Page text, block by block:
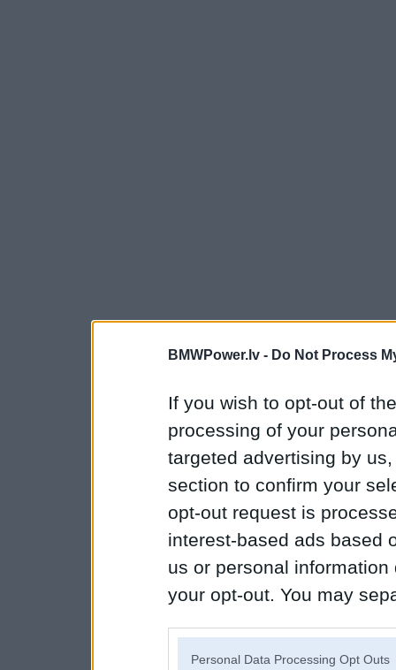
BMWPower.lv - Do Not Process
If you wish to opt-out of
processing of your
targeted advertising by
section to confirm your
opt-out request is
interest-based ads based
us or personal
your opt-out. You may
Personal Data Processing Opt Outs